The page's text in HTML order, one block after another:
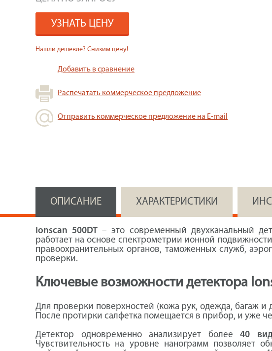
УЗНАТЬ ЦЕНУ
Нашли дешевле? Снизим цену!
Добавить в сравнение
Распечатать коммерческое предложение
Отправить коммерческое предложение на E-mail
ОПИСАНИЕ ХАРАКТЕРИСТИКИ
Ionscan 500DT – это современный двухканальный
работает на основе спектрометрии ионной
правоохранительных органов, таможенных служб,
проверки.
Ключевые возможности детектора
Для проверки поверхностей (кожа рук, одежда, багаж и
После протирки салфетка помещается в прибор, и уже
Детектор одновременно анализирует более 40
Чувствительность на уровне нанограмм позволяет